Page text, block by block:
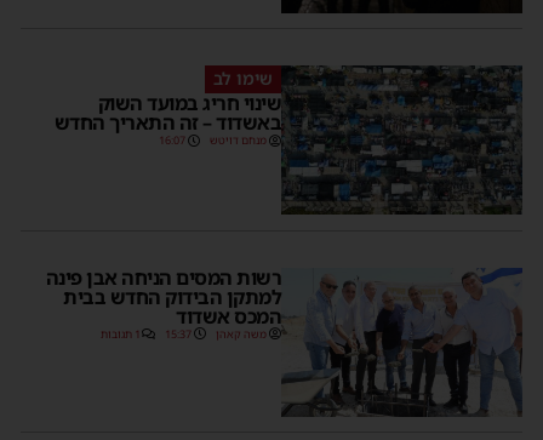
שימו לב
שינוי חריג במועד השוק
באשדוד – זה התאריך החדש
מנחם דויטש 16:07
רשות המסים הניחה אבן פינה
למתקן הבידוק החדש בבית
המכס אשדוד
משה קאהן 15:37 1 תגובות